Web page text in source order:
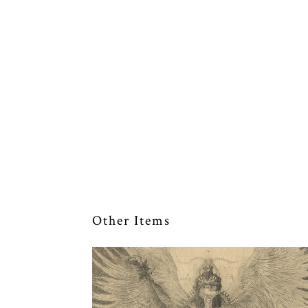
Other Items